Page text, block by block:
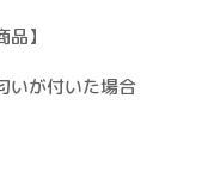
】
いが付いた場合